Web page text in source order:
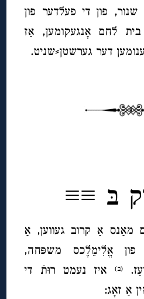
פון די פעלדער פון
בית לחם אָנגעקומען, אַז
דער גערשטן⸗שניט.
בּ ≡≡
מאַנס אַ קרוב געווען, אַ
פון אֱלִימֵלֶכס משפּחה,
(ב)
איז נעמט רוּתֿ די
אַ זאָג: